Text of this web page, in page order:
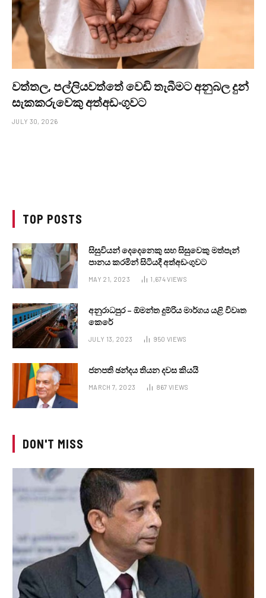
වත්තල, පල්ලියවත්තේ වෙඩි තැබීමට අනුබල දුන්
සැකකරුවෙකු අත්අඩංගුවට
JULY 30, 2026
TOP POSTS
සිසුවියන් දෙදෙනෙකු සහ සිසුවෙකු මත්පැන්
පානය කරමින් සිටියදී අත්අඩංගුවට
MAY 21, 2023 1,674VIEWS
අනුරාධපුර – ඕමන්ත දුම්රිය මාර්ගය යළි විවෘත
කෙරේ
JULY 13, 2023 950 VIEWS
ජනපති ඡන්දය තියන දවස කියයි
MARCH 7, 2023 867 VIEWS
DON'T MISS